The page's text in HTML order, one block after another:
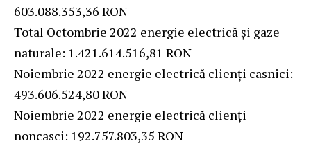
603.088.353,36 RON
Total Octombrie 2022 energie electrică și gaze
naturale: 1.421.614.516,81 RON
Noiembrie 2022 energie electrică clienți casnici:
493.606.524,80 RON
Noiembrie 2022 energie electrică clienți
noncasci: 192.757.803,35 RON